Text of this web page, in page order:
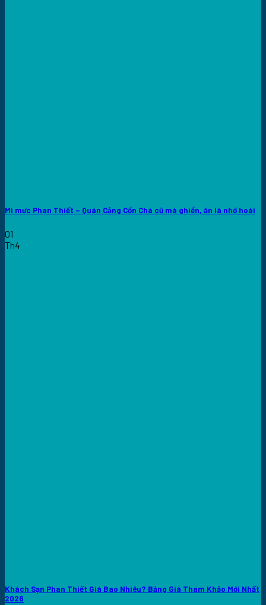
Mì mực Phan Thiết – Quán Cảng Cồn Chà cũ mà ghiền, ăn là nhớ hoài
01
Th4
Khách Sạn Phan Thiết Giá Bao Nhiêu? Bảng Giá Tham Khảo Mới Nhất
2026